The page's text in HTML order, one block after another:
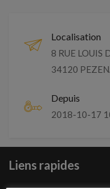
Localisation
8 RUE LOUIS
34120
Depuis
2018-10-17
Liens rapides